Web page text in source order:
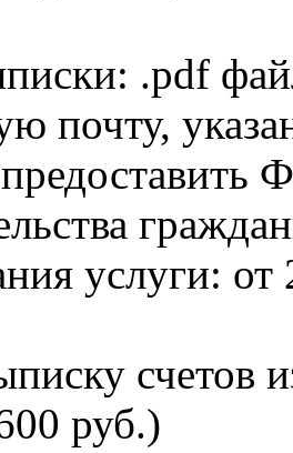
.pdf
почту,
услуги: от
счетов
руб.)